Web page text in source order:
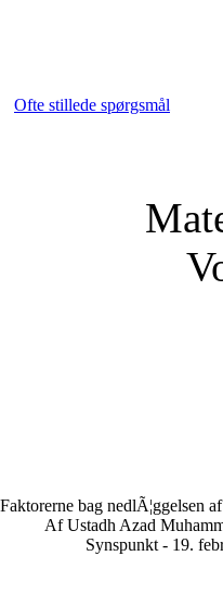
Ofte stillede spørgsmål
Faktorerne bag nedlÃ¦ggelsen
Af Ustadh Azad
Synspunkt - 19.